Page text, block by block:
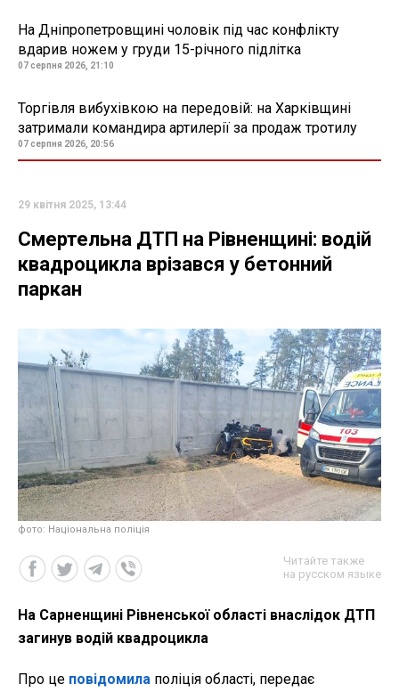
На Дніпропетровщині чоловік під час конфлікту
вдарив ножем у груди 15-річного підлітка
07 серпня 2026, 21:10
Торгівля вибухівкою на передовій: на Харківщині
затримали командира артилерії за продаж тротилу
07 серпня 2026, 20:56
29 квітня 2025, 13:44
Смертельна ДТП на Рівненщині: водій
квадроцикла врізався у бетонний
паркан
фото: Національна поліція
Читайте также
на русском языке
На Сарненщині Рівненської області внаслідок ДТП
загинув водій квадроцикла
Про це повідомила поліція області, передає